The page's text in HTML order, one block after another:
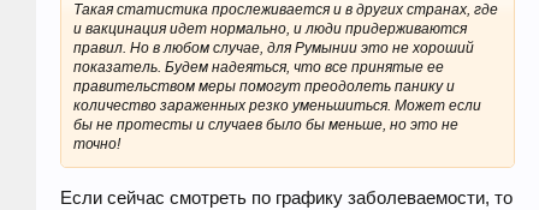
Такая статистика прослеживается и в других странах, где
и вакцинация идет нормально, и люди придерживаются
правил. Но в любом случае, для Румынии это не хороший
показатель. Будем надеяться, что все принятые ее
правительством меры помогут преодолеть панику и
количество зараженных резко уменьшиться. Может если
бы не протесты и случаев было бы меньше, но это не
точно!
Если сейчас смотреть по графику заболеваемости, то